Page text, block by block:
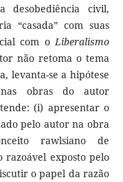
desobediência civil,
“casada” com suas
com oLiberalismo
não retoma o tema
levanta-se a hipótese
obras do autor
(i) apresentar o
pelo autor na obra
rawlsiano de
razoável exposto pelo
o papel da razão